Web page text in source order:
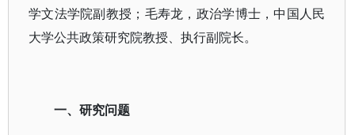
学文法学院副教授；毛寿龙，政治学博士，中国人民
大学公共政策研究院教授、执行副院长。
一、研究问题